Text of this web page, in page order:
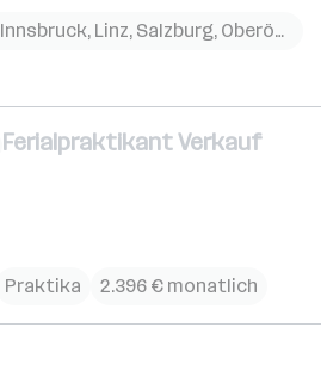
Innsbruck, Linz, Salzburg, Oberösterreich
Ferialpraktikant Verkauf
Praktika 2.396 € monatlich